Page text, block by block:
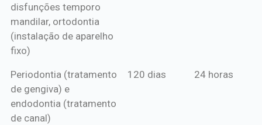
disfunções temporo
mandilar, ortodontia
(instalação de aparelho
fixo)
Periodontia (tratamento
de gengiva) e
endodontia (tratamento
de canal)
120 dias 24 horas